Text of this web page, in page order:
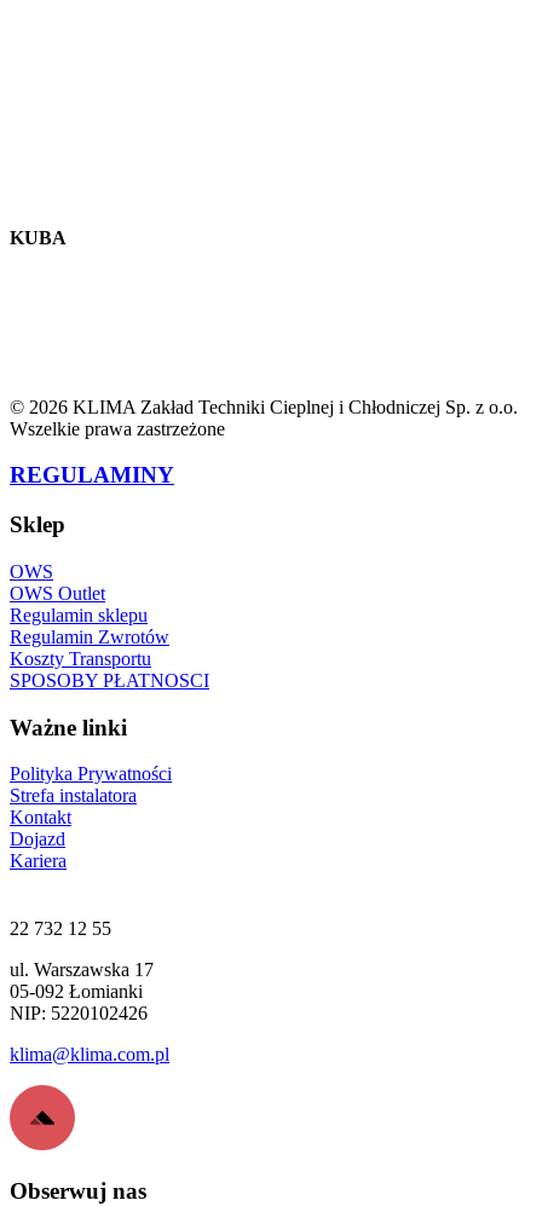
KUBA
© 2026 KLIMA Zakład Techniki Cieplnej i Chłodniczej Sp. z o.o.
Wszelkie prawa zastrzeżone
REGULAMINY
Sklep
OWS
OWS Outlet
Regulamin sklepu
Regulamin Zwrotów
Koszty Transportu
SPOSOBY PŁATNOSCI
Ważne linki
Polityka Prywatności
Strefa instalatora
Kontakt
Dojazd
Kariera
22 732 12 55
ul. Warszawska 17
05-092 Łomianki
NIP: 5220102426
klima@klima.com.pl
Obserwuj nas